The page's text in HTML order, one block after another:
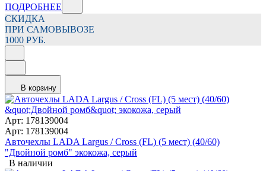
ПОДРОБНЕЕ
СКИДКА
ПРИ САМОВЫВОЗЕ
1000 РУБ.
В корзину
Арт: 178139004
Арт: 178139004
Авточехлы LADA Largus / Cross (FL) (5 мест) (40/60)
"Двойной ромб" экокожа, серый
В наличии